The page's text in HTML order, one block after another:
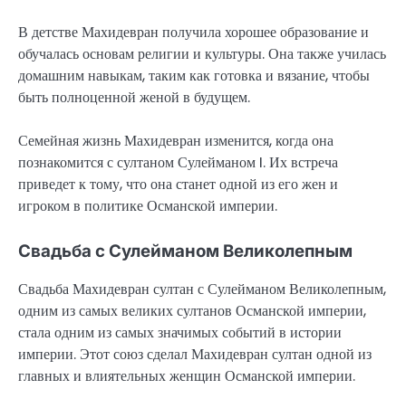
В детстве Махидевран получила хорошее образование и
обучалась основам религии и культуры. Она также училась
домашним навыкам, таким как готовка и вязание, чтобы
быть полноценной женой в будущем.
Семейная жизнь Махидевран изменится, когда она
познакомится с султаном Сулейманом I. Их встреча
приведет к тому, что она станет одной из его жен и
игроком в политике Османской империи.
Свадьба с Сулейманом Великолепным
Свадьба Махидевран султан с Сулейманом Великолепным,
одним из самых великих султанов Османской империи,
стала одним из самых значимых событий в истории
империи. Этот союз сделал Махидевран султан одной из
главных и влиятельных женщин Османской империи.